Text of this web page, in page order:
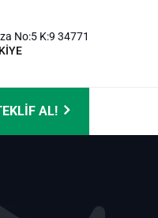
No:5 K:9 34771
AL!